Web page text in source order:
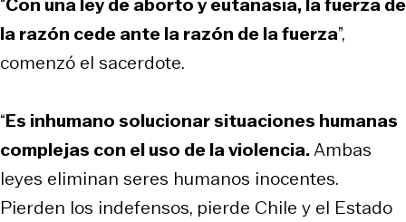
la razón cede ante la razón de la fuerza”,
comenzó el sacerdote.
“Es inhumano solucionar situaciones humanas
complejas con el uso de la violencia.Ambas
leyes eliminan seres humanos inocentes.
Pierden los indefensos, pierde Chile y el Estado